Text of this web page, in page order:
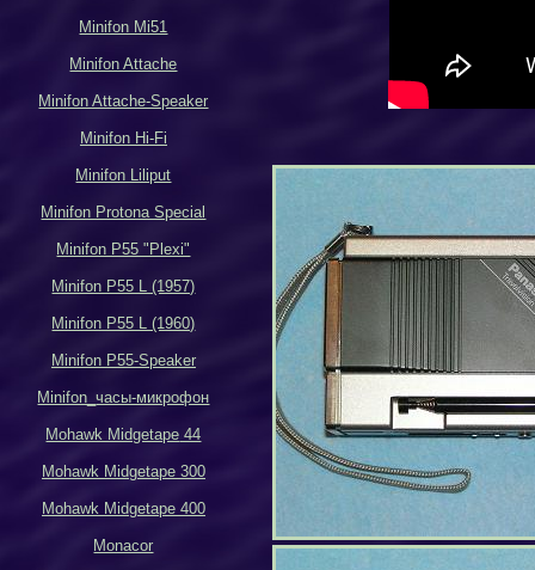
Minifon Mi51
Minifon Attache
Minifon Attache-Speaker
Minifon Hi-Fi
Minifon Liliput
Minifon Protona Special
Minifon P55 "Plexi"
Minifon P55 L (1957)
Minifon P55 L (1960)
Minifon P55-Speaker
Minifon_часы-микрофон
Mohawk Midgetape 44
Mohawk Midgetape 300
Mohawk Midgetape 400
Monacor